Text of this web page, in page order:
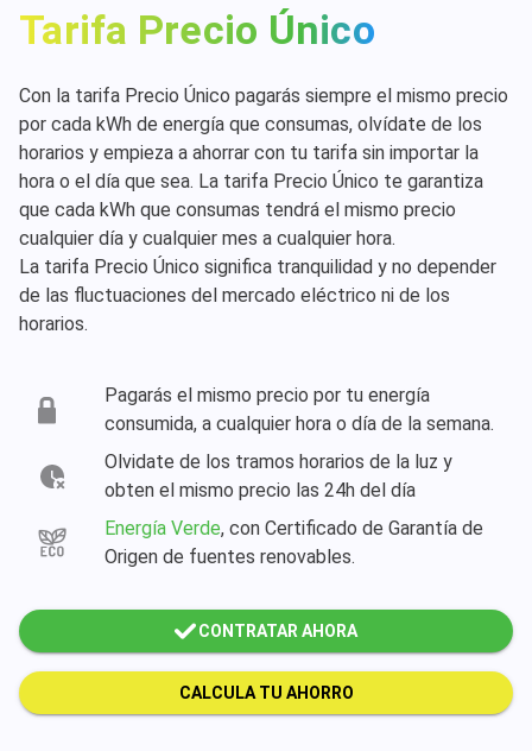
Tarifa Precio Único
Con la tarifa Precio Único pagarás siempre el mismo precio
por cada kWh de energía que consumas, olvídate de los
horarios y empieza a ahorrar con tu tarifa sin importar la
hora o el día que sea. La tarifa Precio Único te garantiza
que cada kWh que consumas tendrá el mismo precio
cualquier día y cualquier mes a cualquier hora.
La tarifa Precio Único significa tranquilidad y no depender
de las fluctuaciones del mercado eléctrico ni de los
horarios.
Pagarás el mismo precio por tu energía
consumida, a cualquier hora o día de la semana.
Olvidate de los tramos horarios de la luz y
obten el mismo precio las 24h del día
Energía Verde, con Certificado de Garantía de
Origen de fuentes renovables.
CONTRATAR AHORA
CALCULA TU AHORRO